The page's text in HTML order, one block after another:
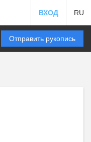
ВХОД RU
Отправить рукопись